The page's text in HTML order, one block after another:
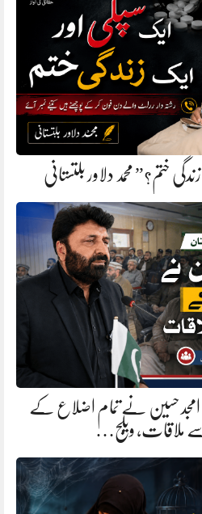
ختم؟” محمد دلاور بلتستانی
امجد حسین نے تمام اضلاع کے
ملاقات، ویلج…